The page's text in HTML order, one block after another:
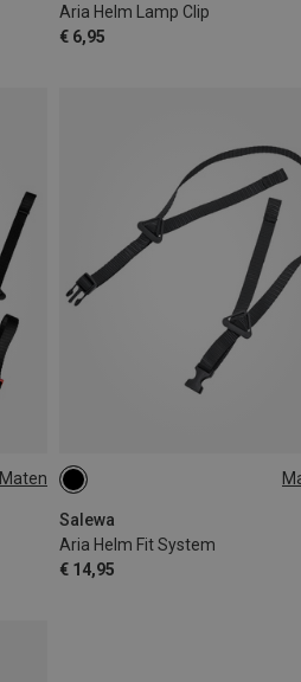
Aria Helm Lamp Clip
€ 6,95
Maten
Salewa
Aria Helm Fit System
€ 14,95
S-M